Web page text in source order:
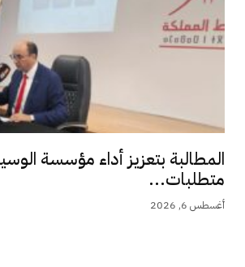
المطالبة بتعزيز أداء مؤسسة
متطلبات...
أغسطس 6, 2026